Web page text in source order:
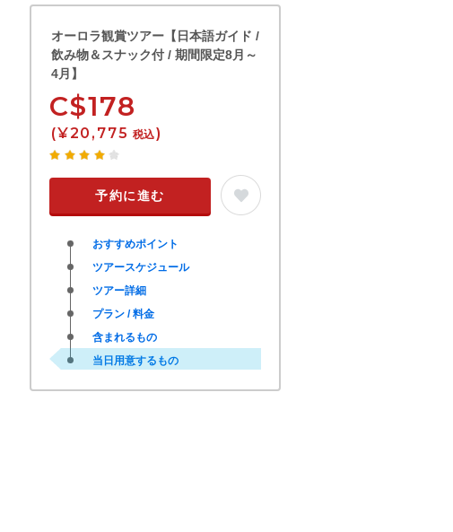
オーロラ観賞ツアー【日本語ガイド /
飲み物＆スナック付 / 期間限定8月～
4月】
C$178
(¥20,775 税込)
予約に進む
おすすめポイント
ツアースケジュール
ツアー詳細
プラン / 料金
含まれるもの
当日用意するもの